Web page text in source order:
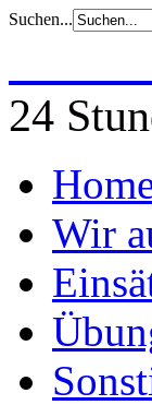
Suchen...
24
Wir